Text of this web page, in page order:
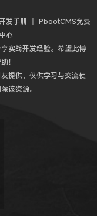
发手册 丨 PbootCMS免费
心
实战开发经验。希望此博
！
提供，仅供学习与交流使
该资源。